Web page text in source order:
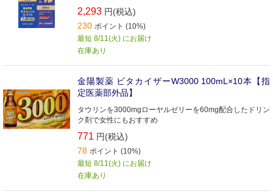
2,293 円(税込)
230 ポイント (10%)
最短 8/11(火) にお届け
在庫あり
金陽製薬 ビタカイザーW3000 100mL×10本【指
定医薬部外品】
タウリンを3000mgローヤルゼリーを60mg配合したドリン
ク剤で女性にもおすすめ
771 円(税込)
78 ポイント (10%)
最短 8/11(火) にお届け
在庫あり